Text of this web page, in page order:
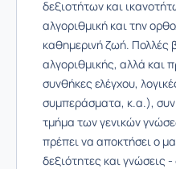
δεξιοτήτων και
αλγοριθμική και την
καθημερινή ζωή. Πολλές
αλγοριθμικής, αλλά και
συνθήκες ελέγχου,
συμπεράσματα, κ.α.),
τμήμα των γενικών
πρέπει να αποκτήσει ο
δεξιότητες και γνώσεις